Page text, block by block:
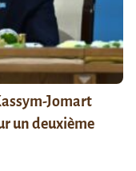
Jomart
un deuxième